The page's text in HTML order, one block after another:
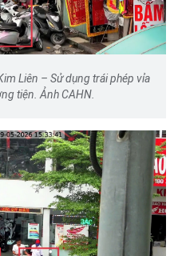
Liên – Sử dụng trái phép vỉa
tiện. Ảnh CAHN.